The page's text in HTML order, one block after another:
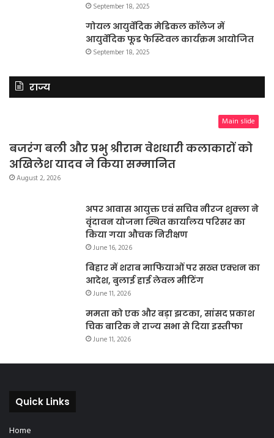
September 18, 2025
गोयल आयुर्वेदिक मेडिकल कॉलेज में
आयुर्वेदिक फूड फेस्टिवल कार्यक्रम आयोजित
September 18, 2025
राज्य
Main slide
बजरंग बली और प्रभु श्रीराम वेशधारी कलाकारों को
अखिलेश यादव ने किया सम्मानित
August 2, 2026
अपर आवास आयुक्त एवं सचिव नीरज शुक्ला ने
वृंदावन योजना स्थित कार्यालय परिसर का
किया गया औचक निरीक्षण
June 16, 2026
बिहार में शराब माफियाओं पर सख्त एक्शन का
आदेश, बुलाई हाई लेवल मीटिंग
June 11, 2026
ममता को एक और बड़ा झटका, सांसद प्रकाश
चिक बारिक ने राज्य सभा से दिया इस्तीफा
June 11, 2026
Quick Links
Home